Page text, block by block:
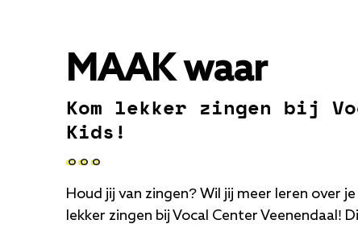
MAAK waar
Kom lekker zingen bij
Kids!
Houd jij van zingen? Wil jij meer leren over
lekker zingen bij Vocal Center Veenendaal!